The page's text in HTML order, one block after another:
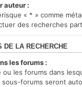
auteur :
« * » comme
des recherches
DE LA RECHERCHE
les forums :
ou les forums dans
sous-forums seront